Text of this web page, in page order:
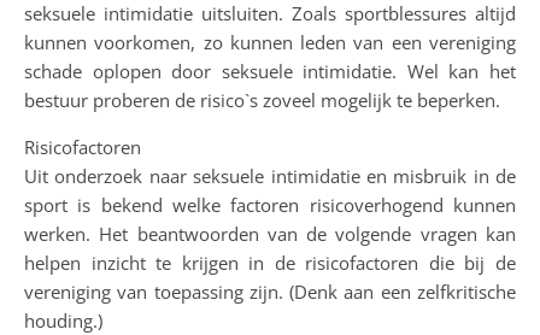
seksuele intimidatie uitsluiten. Zoals sportblessures altijd
kunnen voorkomen, zo kunnen leden van een vereniging
schade oplopen door seksuele intimidatie. Wel kan het
bestuur proberen de risico`s zoveel mogelijk te beperken.
Risicofactoren
Uit onderzoek naar seksuele intimidatie en misbruik in de
sport is bekend welke factoren risicoverhogend kunnen
werken. Het beantwoorden van de volgende vragen kan
helpen inzicht te krijgen in de risicofactoren die bij de
vereniging van toepassing zijn. (Denk aan een zelfkritische
houding.)